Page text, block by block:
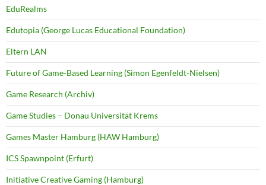
EduRealms
Edutopia (George Lucas Educational Foundation)
Eltern LAN
Future of Game-Based Learning (Simon Egenfeldt-Nielsen)
Game Research (Archiv)
Game Studies – Donau Universität Krems
Games Master Hamburg (HAW Hamburg)
ICS Spawnpoint (Erfurt)
Initiative Creative Gaming (Hamburg)